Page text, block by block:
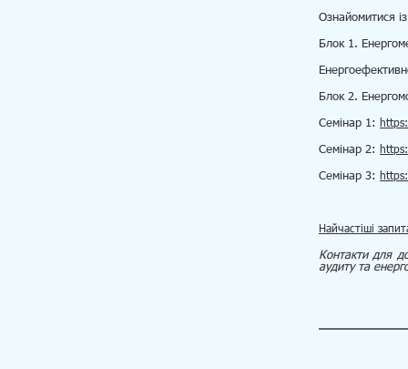
Ознайомитися
Блок 1.
Блок 2.
Cемінар 1:
Семінар 2:
Семінар 3:
Найчастіші
Контакти для
аудиту та